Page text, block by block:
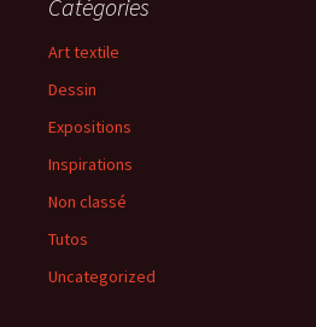
Catégories
Art textile
Dessin
Expositions
Inspirations
Non classé
Tutos
Uncategorized